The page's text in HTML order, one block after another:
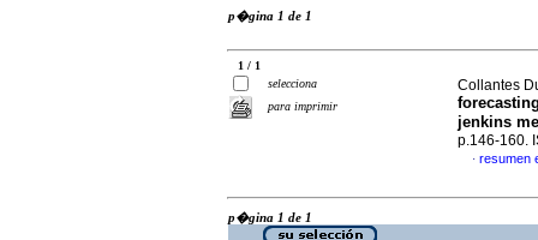
p�gina 1 de 1
1 / 1
selecciona
para imprimir
Collantes
jenkins
p.146-160.
· resumen
p�gina 1 de 1